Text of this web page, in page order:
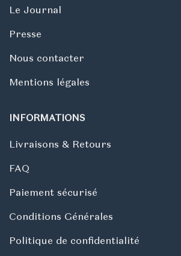
Le Journal
Presse
Nous contacter
Mentions légales
INFORMATIONS
Livraisons & Retours
FAQ
Paiement sécurisé
Conditions Générales
Politique de confidentialité